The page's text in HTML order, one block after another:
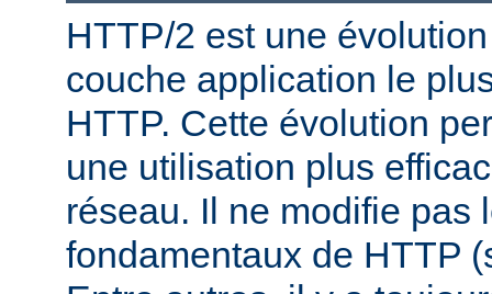
HTTP/2 est une
couche application le
HTTP. Cette évolution
une utilisation plus
réseau. Il ne modifie pas
fondamentaux de HTTP